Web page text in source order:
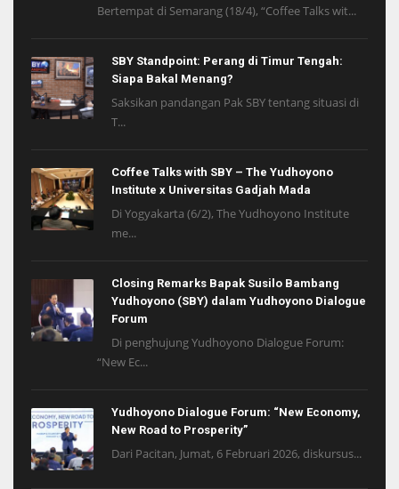
Bertempat di Semarang (18/4), “Coffee Talks wit...
SBY Standpoint: Perang di Timur Tengah:
Siapa Bakal Menang?
Saksikan pandangan Pak SBY tentang situasi di
T...
Coffee Talks with SBY – The Yudhoyono
Institute x Universitas Gadjah Mada
Di Yogyakarta (6/2), The Yudhoyono Institute
me...
Closing Remarks Bapak Susilo Bambang
Yudhoyono (SBY) dalam Yudhoyono Dialogue
Forum
Di penghujung Yudhoyono Dialogue Forum:
“New Ec...
Yudhoyono Dialogue Forum: “New Economy,
New Road to Prosperity”
Dari Pacitan, Jumat, 6 Februari 2026, diskursus...